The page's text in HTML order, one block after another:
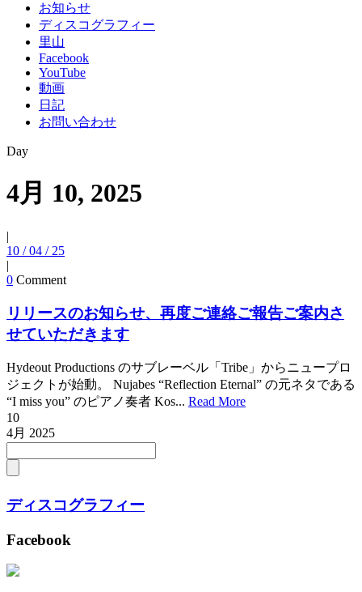
お知らせ
ディスコグラフィー
里山
Facebook
YouTube
動画
日記
お問い合わせ
Day
4月 10, 2025
|
10 / 04 / 25
|
0 Comment
リリースのお知らせ、再度ご連絡ご報告ご案内さ
せていただきます
Hydeout Productions のサブレーベル「Tribe」からニュープロ
ジェクトが始動。 Nujabes “Reflection Eternal” の元ネタである
“I miss you” のピアノ奏者 Kos... Read More
10
4月 2025
ディスコグラフィー
Facebook